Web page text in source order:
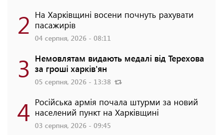
2 На Харківщині восени почнуть рахувати
пасажирів
04 серпня, 2026 - 08:11
3 Немовлятам видають медалі від Терехова
за гроші харків'ян
05 серпня, 2026 - 13:38
4 Російська армія почала штурми за новий
населений пункт на Харківщині
03 серпня, 2026 - 09:45